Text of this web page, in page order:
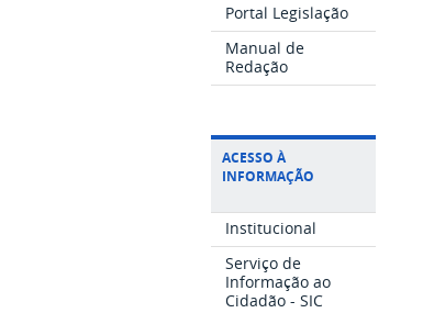
Portal Legislação
Manual de
Redação
ACESSO À
INFORMAÇÃO
Institucional
Serviço de
Informação ao
Cidadão - SIC